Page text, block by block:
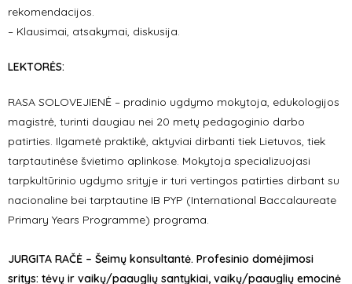
rekomendacijos.
– Klausimai, atsakymai, diskusija.
LEKTORĖS:
RASA SOLOVEJIENĖ – pradinio ugdymo mokytoja, edukologijos
magistrė, turinti daugiau nei 20 metų pedagoginio darbo
patirties. Ilgametė praktikė, aktyviai dirbanti tiek Lietuvos, tiek
tarptautinėse švietimo aplinkose. Mokytoja specializuojasi
tarpkultūrinio ugdymo srityje ir turi vertingos patirties dirbant su
nacionaline bei tarptautine IB PYP (International Baccalaureate
Primary Years Programme) programa.
JURGITA RAČĖ – Šeimų konsultantė. Profesinio domėjimosi
sritys: tėvų ir vaikų/paauglių santykiai, vaikų/paauglių emocinė